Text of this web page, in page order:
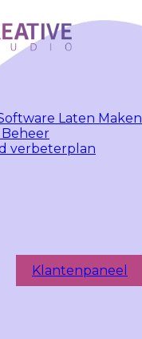
Skip to navigation
Laten Maken
verbeterplan
Klantenpaneel